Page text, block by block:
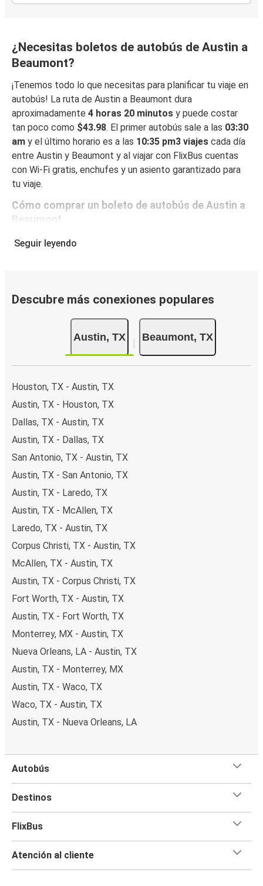
¿Necesitas boletos de autobús de Austin a
Beaumont?
¡Tenemos todo lo que necesitas para planificar tu viaje en
autobús! La ruta de Austin a Beaumont dura
aproximadamente 4 horas 20 minutos y puede costar
tan poco como $43.98. El primer autobús sale a las 03:30
am y el último horario es a las 10:35 pm3 viajes cada día
entre Austin y Beaumont y al viajar con FlixBus cuentas
con Wi-Fi gratis, enchufes y un asiento garantizado para
tu viaje.
Cómo comprar un boleto de autobús de Austin a
Beaumont
Reservar un boleto con FlixBus es muy fácil: en este sitio
formas de pago en línea seguras, como tarjeta de crédito,
Seguir leyendo
Descubre más conexiones populares
Austin, TX Beaumont, TX
Houston, TX - Austin, TX
Austin, TX - Houston, TX
Dallas, TX - Austin, TX
Austin, TX - Dallas, TX
San Antonio, TX - Austin, TX
Austin, TX - San Antonio, TX
Austin, TX - Laredo, TX
Austin, TX - McAllen, TX
Laredo, TX - Austin, TX
Corpus Christi, TX - Austin, TX
McAllen, TX - Austin, TX
Austin, TX - Corpus Christi, TX
Fort Worth, TX - Austin, TX
Austin, TX - Fort Worth, TX
Monterrey, MX - Austin, TX
Nueva Orleans, LA - Austin, TX
Austin, TX - Monterrey, MX
Austin, TX - Waco, TX
Waco, TX - Austin, TX
Austin, TX - Nueva Orleans, LA
Autobús
Destinos
FlixBus
Atención al cliente